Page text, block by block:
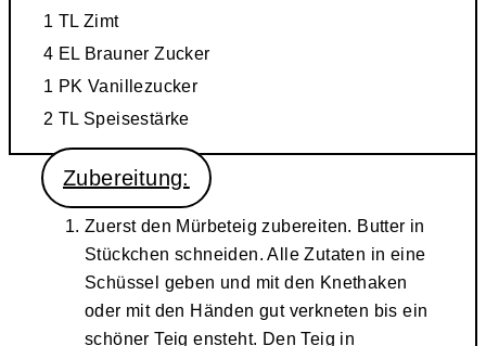
1 TL Zimt
4 EL Brauner Zucker
1 PK Vanillezucker
2 TL Speisestärke
Zubereitung:
Zuerst den Mürbeteig zubereiten. Butter in
Stückchen schneiden. Alle Zutaten in eine
Schüssel geben und mit den Knethaken
oder mit den Händen gut verkneten bis ein
schöner Teig ensteht. Den Teig in